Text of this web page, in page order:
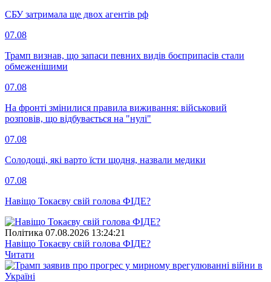
СБУ затримала ще двох агентів рф
07.08
Трамп визнав, що запаси певних видів боєприпасів стали
обмеженішими
07.08
На фронті змінилися правила виживання: військовий
розповів, що відбувається на "нулі"
07.08
Солодощі, які варто їсти щодня, назвали медики
07.08
Навіщо Токаєву свій голова ФІДЕ?
Полiтика 07.08.2026 13:24:21
Навіщо Токаєву свій голова ФІДЕ?
Читати